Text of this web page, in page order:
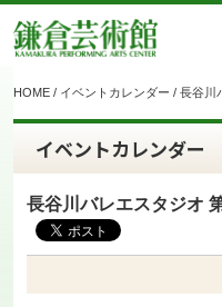
HOME / イベントカレンダー / 長谷川
イベントカレンダー
長谷川バレエスタジオ